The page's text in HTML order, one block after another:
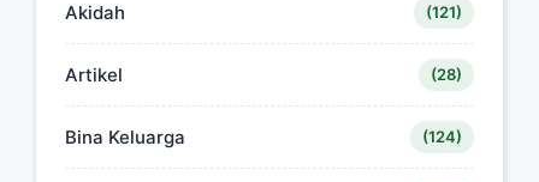
Akidah (121)
Artikel (28)
Bina Keluarga (124)